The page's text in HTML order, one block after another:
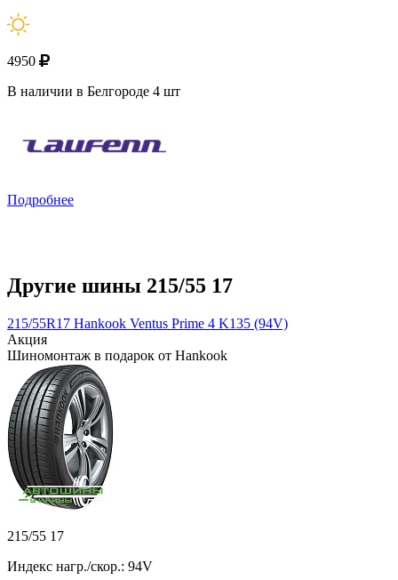
4950
В наличии в Белгороде 4 шт
Подробнее
Другие шины 215/55 17
215/55R17 Hankook Ventus Prime 4 K135 (94V)
Акция
Шиномонтаж в подарок от Hankook
215/55 17
Индекс нагр./скор.: 94V